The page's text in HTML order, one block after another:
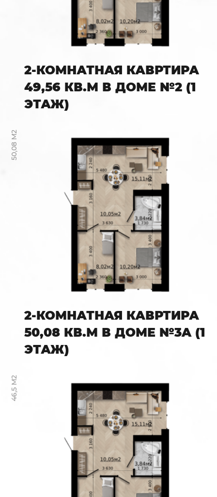
2-КОМНАТНАЯ КАВРТИРА
49,56 КВ.М В ДОМЕ №2 (1
ЭТАЖ)
2-КОМНАТНАЯ КАВРТИРА
50,08 КВ.М В ДОМЕ №3A (1
ЭТАЖ)
50,08 М2
46,5 М2